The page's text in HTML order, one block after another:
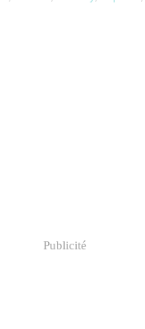
Publicité